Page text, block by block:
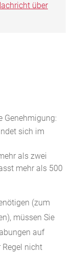
über
Genehmigung:
sich im
als zwei
mehr als 500
(zum
müssen Sie
auf
nicht